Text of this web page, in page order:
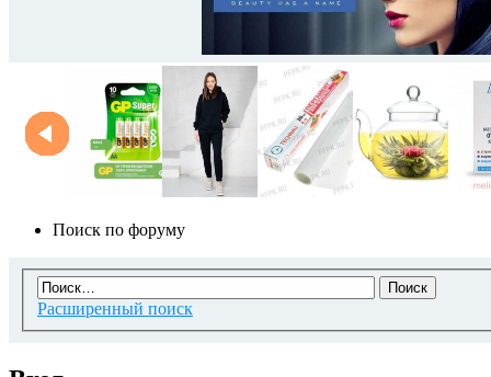
Поиск по форуму
Расширенный поиск